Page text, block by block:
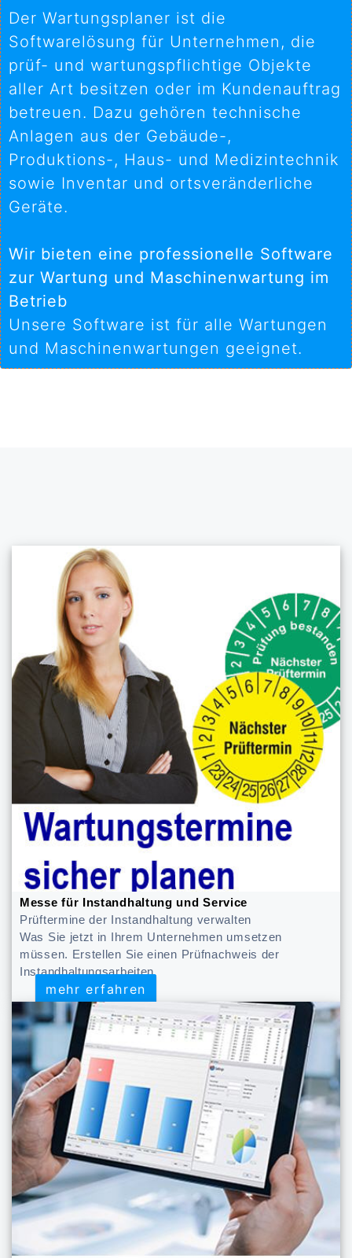
Der Wartungsplaner ist die
Softwarelösung für Unternehmen, die
prüf- und wartungspflichtige Objekte
aller Art besitzen oder im Kundenauftrag
betreuen. Dazu gehören technische
Anlagen aus der Gebäude-,
Produktions-, Haus- und Medizintechnik
sowie Inventar und ortsveränderliche
Geräte.
Wir bieten eine professionelle Software
zur Wartung und Maschinenwartung im
Betrieb
Unsere Software ist für alle Wartungen
und Maschinenwartungen geeignet.
Messe für Instandhaltung und Service
Prüftermine der Instandhaltung verwalten
Was Sie jetzt in Ihrem Unternehmen umsetzen
müssen. Erstellen Sie einen Prüfnachweis der
Instandhaltungsarbeiten
mehr erfahren
mehr erfahren